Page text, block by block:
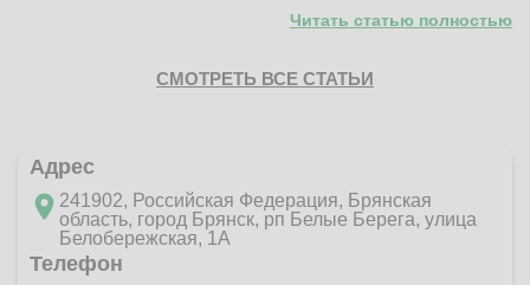
Читать статью полностью
СМОТРЕТЬ ВСЕ СТАТЬИ
Адрес
241902, Российская Федерация, Брянская
область, город Брянск, рп Белые Берега, улица
Белобережская, 1А
Телефон